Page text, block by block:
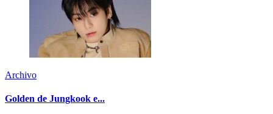
Archivo
Golden de Jungkook e...